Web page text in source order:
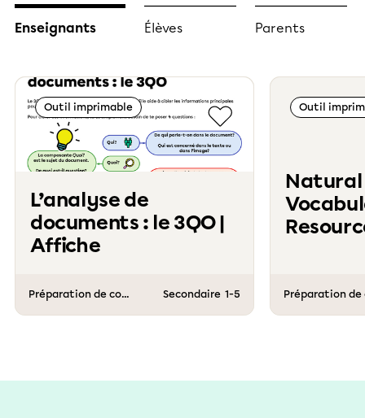
Enseignants Élèves Parents
Outil imprimable
L’analyse de
documents : le 3QO |
Affiche
Préparation de cours Secondaire 1-5
Outil
Natural